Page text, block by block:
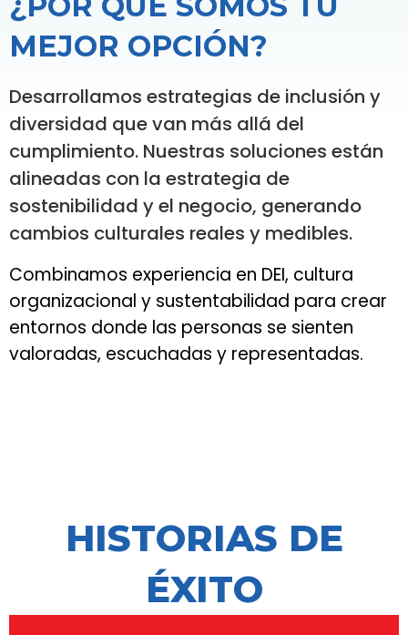
MEJOR OPCIÓN?
Desarrollamos estrategias de inclusión y
diversidad que van más allá del
cumplimiento. Nuestras soluciones están
alineadas con la estrategia de
sostenibilidad y el negocio, generando
cambios culturales reales y medibles.
Combinamos experiencia en DEI, cultura
organizacional y sustentabilidad para crear
entornos donde las personas se sienten
valoradas, escuchadas y representadas.
HISTORIAS DE
ÉXITO